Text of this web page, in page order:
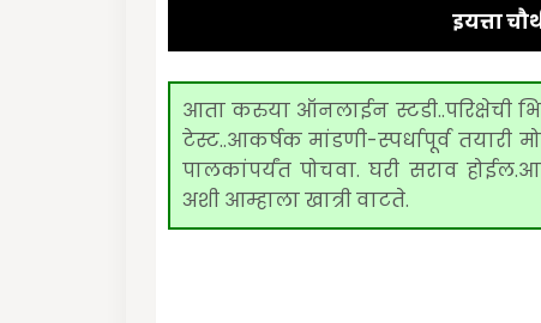
इयत्ता
आता करुया ऑनलाईन स्टडी..परिक्षेची
टेस्ट..आकर्षक मांडणी-स्पर्धापूर्व
पालकांपर्यंत पोचवा. घरी सराव
अशी आम्हाला खात्री वाटते.